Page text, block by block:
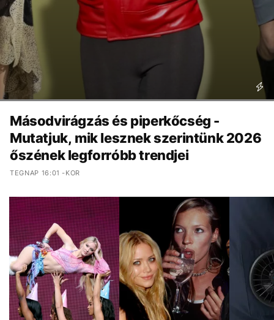
Másodvirágzás és piperkőcség -
Mutatjuk, mik lesznek szerintünk 2026
őszének legforróbb trendjei
TEGNAP 16:01 -KOR